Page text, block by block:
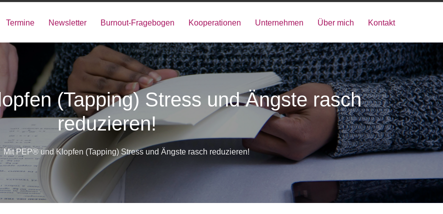
Termine Newsletter Burnout-Fragebogen Kooperationen Unternehmen Über mich Kontakt
(Tapping) Stress und Ängste rasch
reduzieren!
Mit PEP® und Klopfen (Tapping) Stress und Ängste rasch reduzieren!